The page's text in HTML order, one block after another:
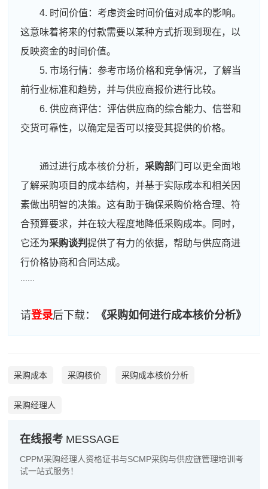
4. 时间价值：考虑资金时间价值对成本的影响。
这意味着将来的付款需要以某种方式折现到现在，以
反映资金的时间价值。
5. 市场行情：参考市场价格和竞争情况，了解当
前行业标准和趋势，并与供应商报价进行比较。
6. 供应商评估：评估供应商的综合能力、信誉和
交货可靠性，以确定是否可以接受其提供的价格。
通过进行成本核价分析， 采购部门可以更全面地
了解采购项目的成本结构，并基于实际成本和相关因
素做出明智的决策。这有助于确保采购价格合理、符
合预算要求，并在较大程度地降低采购成本。同时，
它还为采购谈判提供了有力的依据，帮助与供应商进
行价格协商和合同达成。
请登录后下载： 《采购如何进行成本核价分析》
采购成本 采购核价 采购成本核价分析
采购经理人
在线报考 MESSAGE
CPPM采购经理人资格证书与SCMP采购与供应链管理培训考
试一站式服务！
程** 181****5637 2026-08-08
181****8707 2026-08-07
张** 133****8598
陈**